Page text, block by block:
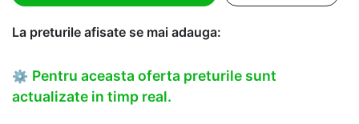
La preturile afisate se mai adauga:
⚙ Pentru aceasta oferta preturile sunt
actualizate in timp real.